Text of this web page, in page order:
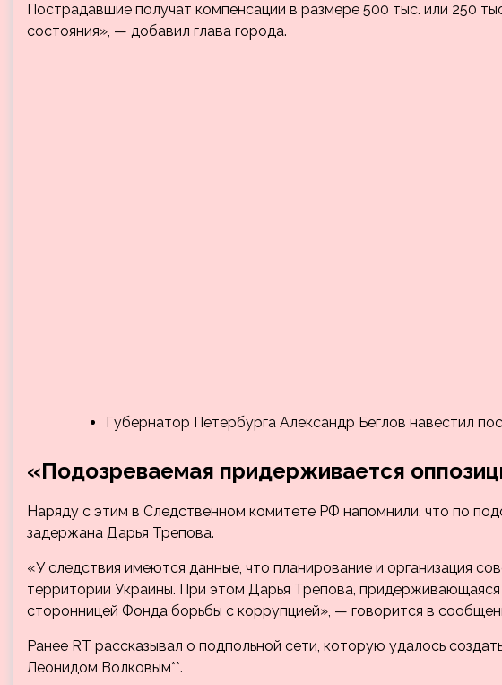
Пострадавшие получат компенсации в размере 500 тыс. или 250
состояния», — добавил глава города.
Губернатор Петербурга Александр Беглов навестил
«Подозреваемая придерживается
Наряду с этим в Следственном комитете РФ напомнили, что по
задержана Дарья Трепова.
«У следствия имеются данные, что планирование и организация
территории Украины. При этом Дарья Трепова, придерживающаяся
сторонницей Фонда борьбы с коррупцией», — говорится в
Ранее RT рассказывал о подпольной сети, которую удалось
Леонидом Волковым**.